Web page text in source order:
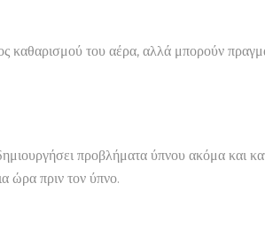
του αέρα, αλλά μπορούν
προβλήματα ύπνου ακόμα και
ώρα πριν τον ύπνο.